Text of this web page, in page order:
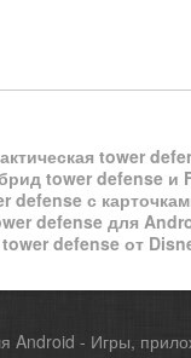
tower
tower defense и
defense с
defense для
defense от
Android - Игры,